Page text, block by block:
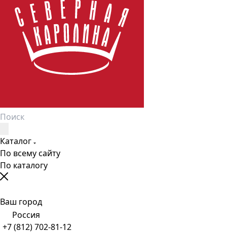
Каталог
По всему сайту
По каталогу
Ваш город
Россия
+7 (812) 702-81-12